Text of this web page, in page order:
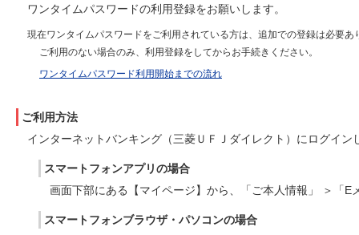
ワンタイムパスワードの利用登録をお願いします。
現在ワンタイムパスワードをご利用されている方は、追加での登録は必要あ
ご利用のない場合のみ、利用登録をしてからお手続きください。
ワンタイムパスワード利用開始までの流れ
ご利用方法
インターネットバンキング（三菱ＵＦＪダイレクト）にログイ
スマートフォンアプリの場合
画面下部にある【マイページ】から、「ご本人情報」 ＞「E
スマートフォンブラウザ・パソコンの場合